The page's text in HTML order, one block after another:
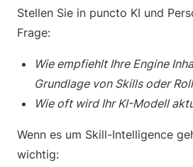
Stellen Sie in puncto KI und
Frage:
Wie empfiehlt Ihre Engine
Grundlage von Skills oder
Wie oft wird Ihr KI-Modell
Wenn es um Skill-Intelligence
wichtig: